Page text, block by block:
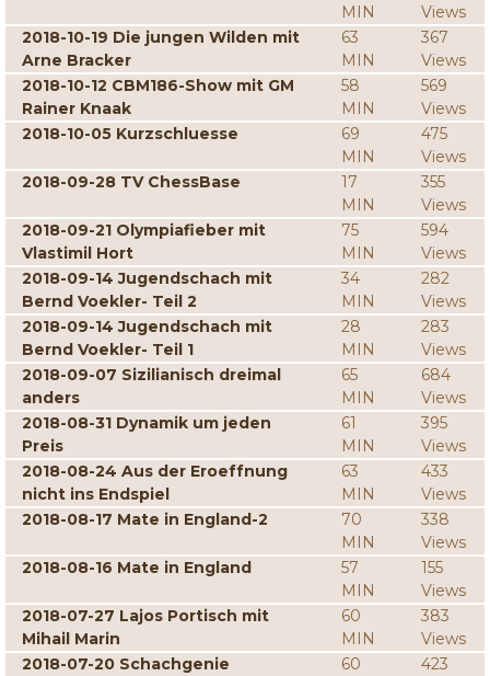
MIN
Views
2018-10-19 Die jungen Wilden mit
Arne Bracker
63
MIN
367
Views
2018-10-12 CBM186-Show mit GM
Rainer Knaak
58
MIN
569
Views
2018-10-05 Kurzschluesse
69
MIN
475
Views
2018-09-28 TV ChessBase
17
MIN
355
Views
2018-09-21 Olympiafieber mit
Vlastimil Hort
75
MIN
594
Views
2018-09-14 Jugendschach mit
Bernd Voekler- Teil 2
34
MIN
282
Views
2018-09-14 Jugendschach mit
Bernd Voekler- Teil 1
28
MIN
283
Views
2018-09-07 Sizilianisch dreimal
anders
65
MIN
684
Views
2018-08-31 Dynamik um jeden
Preis
61
MIN
395
Views
2018-08-24 Aus der Eroeffnung
nicht ins Endspiel
63
MIN
433
Views
2018-08-17 Mate in England-2
70
MIN
338
Views
2018-08-16 Mate in England
57
MIN
155
Views
2018-07-27 Lajos Portisch mit
Mihail Marin
60
MIN
383
Views
2018-07-20 Schachgenie
60
423